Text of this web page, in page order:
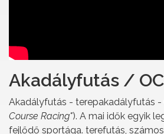
Akadályfutás /
Akadályfutás - terepakadályfutás -
Course Racing"). A mai idők egyik
fejlődő sportága. terefutás,